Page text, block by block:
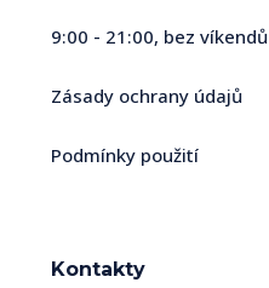
9:00 - 21:00, bez víkendů
Zásady ochrany údajů
Podmínky použití
Kontakty